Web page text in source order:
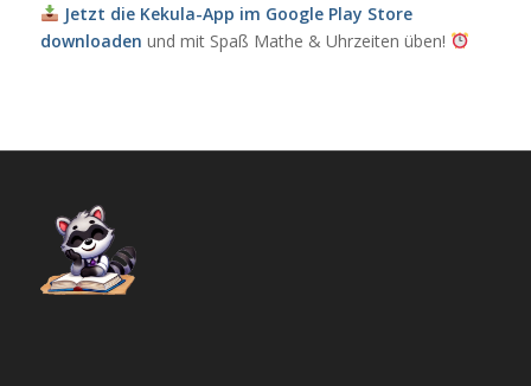
Jetzt die Kekula-App im Google Play Store
downloaden und mit Spaß Mathe & Uhrzeiten üben!